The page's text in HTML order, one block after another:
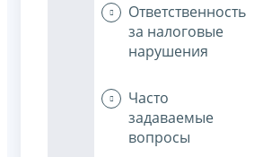
Ответственность
за налоговые
нарушения
Часто
задаваемые
вопросы